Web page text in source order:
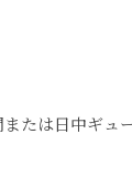
たは日中ギュ